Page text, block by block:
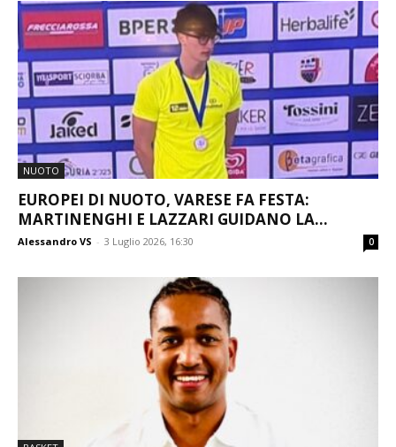
NUOTO
EUROPEI DI NUOTO, VARESE FA FESTA:
MARTINENGHI E LAZZARI GUIDANO LA...
Alessandro VS - 3 Luglio 2026, 16:30 0